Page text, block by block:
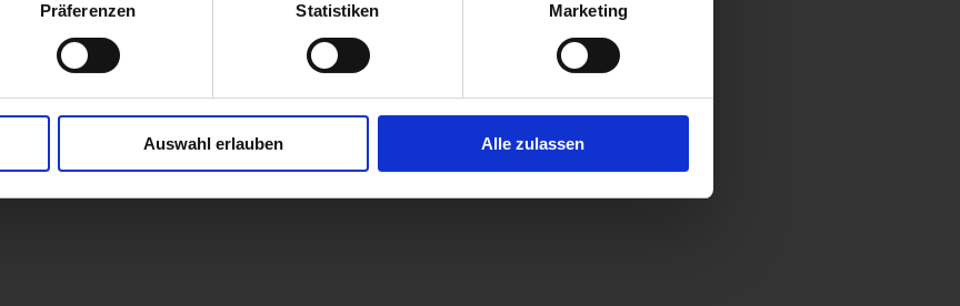
Präferenzen Statistiken Marketing
Auswahl erlauben Alle zulassen